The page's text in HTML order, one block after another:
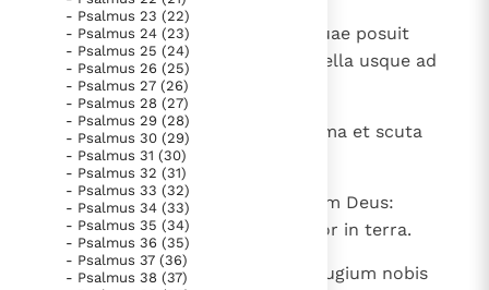
"naar het innerlijk" toe te keren.
RK Documenten stelt heel veel belangrijke
kerkelijke documenten van de Rooms
Katholieke Kerk in het Nederlands beschikbaar
en is volledig afhankelijk van donaties.
Ik help mee!
- Psalmus 23 (22)
- Psalmus 24 (23)
- Psalmus 25 (24)
- Psalmus 26 (25)
- Psalmus 27 (26)
- Psalmus 28 (27)
- Psalmus 29 (28)
- Psalmus 30 (29)
- Psalmus 31 (30)
- Psalmus 32 (31)
- Psalmus 33 (32)
- Psalmus 34 (33)
- Psalmus 35 (34)
- Psalmus 36 (35)
- Psalmus 37 (36)
- Psalmus 38 (37)
Venite et videte opera Domini, quae posuit
prodigia super terram. Auferet bella usque ad
finem terrae,
arcum conteret et confringet arma et scuta
comburet igne.
Vacate et videte quoniam ego sum Deus:
exaltabor in gentibus et exaltabor in terra.
Dominus virtutum nobiscum, refugium nobis